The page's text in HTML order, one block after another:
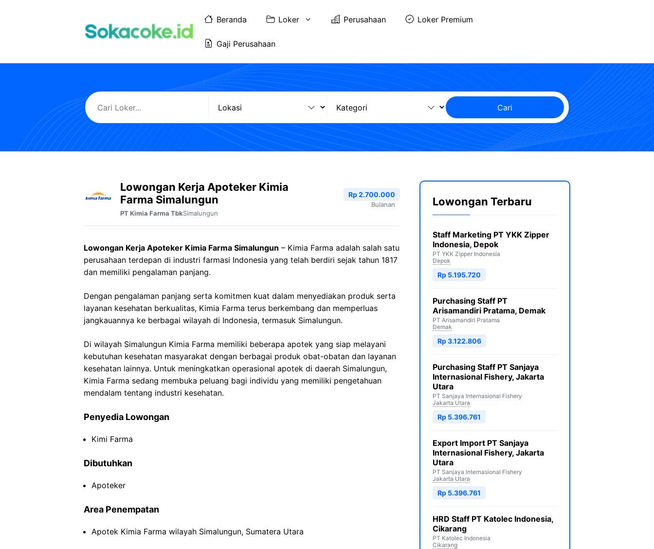
Beranda Loker Perusahaan Loker Premium
Gaji Perusahaan
Cari
Lowongan Kerja Apoteker Kimia
Farma Simalungun
PT Kimia Farma TbkSimalungun
Rp 2.700.000
Bulanan
Lowongan Kerja Apoteker Kimia Farma Simalungun – Kimia Farma adalah salah satu
perusahaan terdepan di industri farmasi Indonesia yang telah berdiri sejak tahun 1817
dan memiliki pengalaman panjang.
Dengan pengalaman panjang serta komitmen kuat dalam menyediakan produk serta
layanan kesehatan berkualitas, Kimia Farma terus berkembang dan memperluas
jangkauannya ke berbagai wilayah di Indonesia, termasuk Simalungun.
Di wilayah Simalungun Kimia Farma memiliki beberapa apotek yang siap melayani
kebutuhan kesehatan masyarakat dengan berbagai produk obat-obatan dan layanan
kesehatan lainnya. Untuk meningkatkan operasional apotek di daerah Simalungun,
Kimia Farma sedang membuka peluang bagi individu yang memiliki pengetahuan
mendalam tentang industri kesehatan.
Penyedia Lowongan
Kimi Farma
Dibutuhkan
Apoteker
Area Penempatan
Apotek Kimia Farma wilayah Simalungun, Sumatera Utara
Lowongan Terbaru
Staff Marketing PT YKK Zipper
Indonesia, Depok
PT YKK Zipper Indonesia
Depok
Rp 5.195.720
Purchasing Staff PT
Arisamandiri Pratama, Demak
PT Arisamandiri Pratama
Demak
Rp 3.122.806
Purchasing Staff PT Sanjaya
Internasional Fishery, Jakarta
Utara
PT Sanjaya Internasional Fishery
Jakarta Utara
Rp 5.396.761
Export Import PT Sanjaya
Internasional Fishery, Jakarta
Utara
PT Sanjaya Internasional Fishery
Jakarta Utara
Rp 5.396.761
HRD Staff PT Katolec Indonesia,
Cikarang
PT Katolec Indonesia
Cikarang